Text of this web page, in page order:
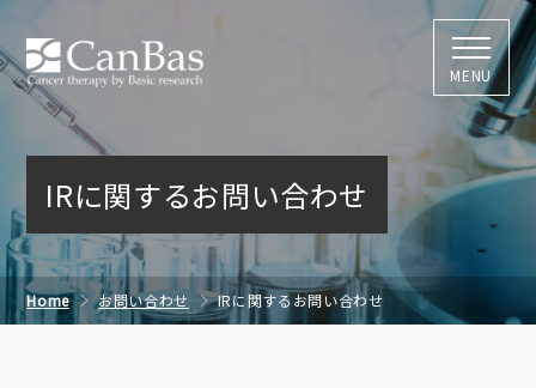
株式会社キャン
MENU
IRに関するお問い合わせ
Home お問い合わせ IRに関するお問い合わせ